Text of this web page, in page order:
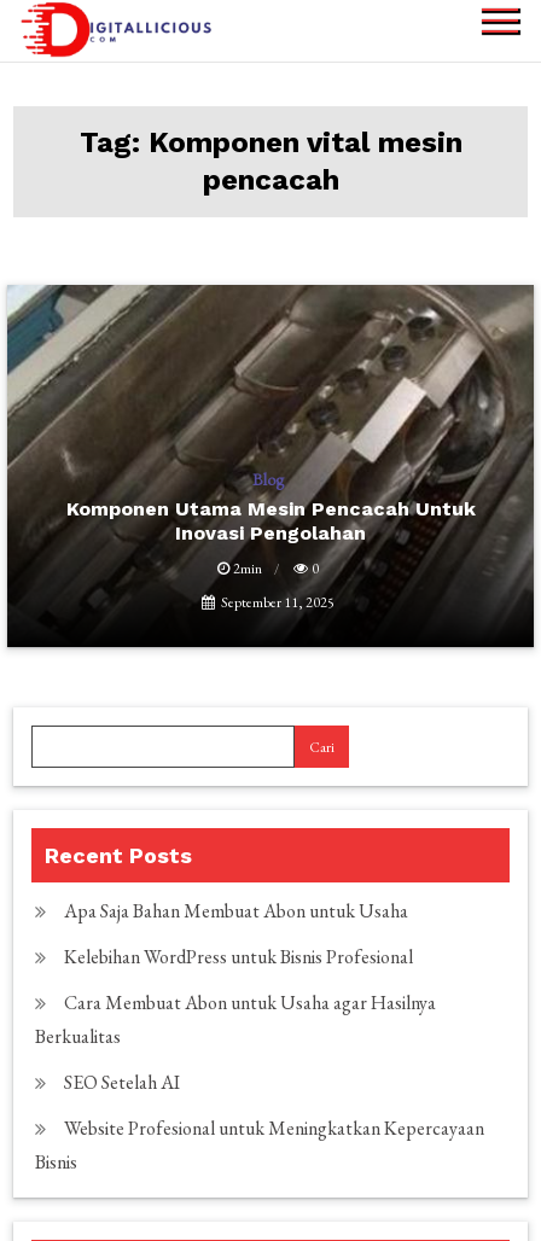
Skip
Information
Tag: Komponen vital mesin
pencacah
Blog
Komponen Utama Mesin Pencacah Untuk
Inovasi Pengolahan
2min
0
September 11, 2025
Cari
Recent Posts
Apa Saja Bahan Membuat Abon untuk Usaha
Kelebihan WordPress untuk Bisnis Profesional
Cara Membuat Abon untuk Usaha agar Hasilnya
Berkualitas
SEO Setelah AI
Website Profesional untuk Meningkatkan Kepercayaan
Bisnis